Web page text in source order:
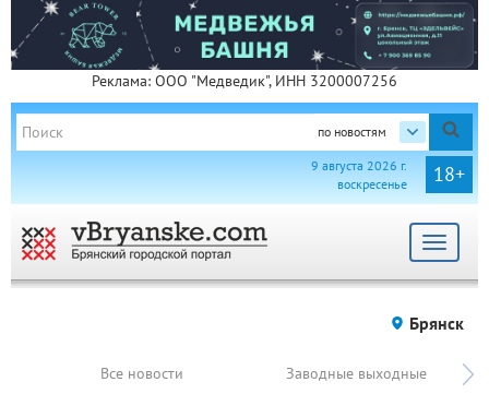
Реклама: ООО "Медведик", ИНН 3200007256
по новостям
18+
9 августа 2026 г.
воскресенье
Toggle
Брянск
Все новости Заводные выходные